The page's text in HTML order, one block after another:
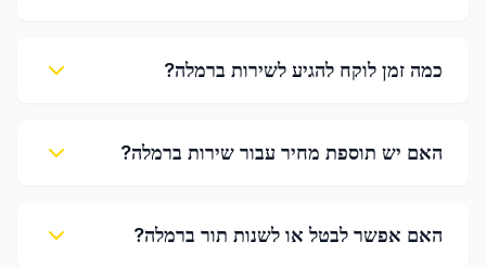
כמה זמן לוקח להגיע לשירות ברמלה?
האם יש תוספת מחיר עבור שירות ברמלה?
האם אפשר לבטל או לשנות תור ברמלה?